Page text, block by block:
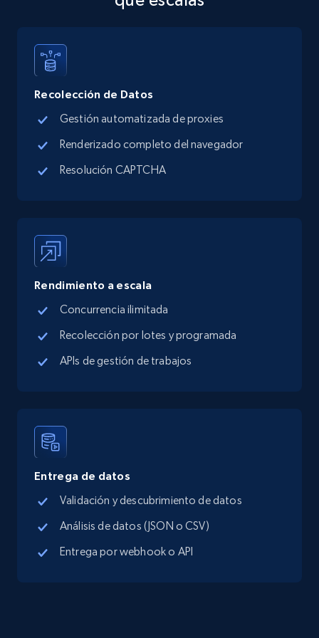
Address, Description, Business details, and
13.3K+
records by location search
Place id, URL, Country, Name, Category,
13.3K+
Google Maps full information - Collect
Google Maps Businesses data by place id
Place id, URL, Country, Name, Category,
Address, Description, Business details, and
13.3K+
Google Maps full information - Discover
Place id, URL, Country, Name, Category,
Address, Description, Business details, and
Recolección de Datos
Gestión automatizada de proxies
Renderizado completo del navegador
Resolución CAPTCHA
Rendimiento a escala
Concurrencia ilimitada
Recolección por lotes y programada
APIs de gestión de trabajos
Entrega de datos
Validación y descubrimiento de datos
Análisis de datos (JSON o CSV)
Entrega por webhook o API